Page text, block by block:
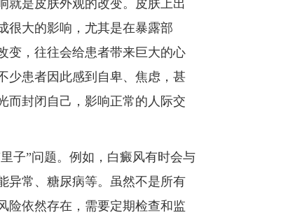
就是皮肤外观的改变。皮肤上出
很大的影响，尤其是在暴露部
变，往往会给患者带来巨大的心
少患者因此感到自卑、焦虑，甚
而封闭自己，影响正常的人际交
子”问题。例如，白癜风有时会与
异常、糖尿病等。虽然不是所有
险依然存在，需要定期检查和监